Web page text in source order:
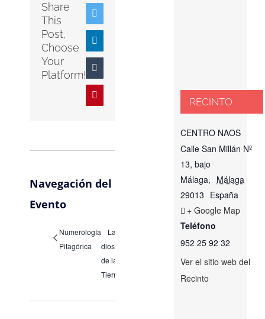
Share
This
Post,
Choose
Your
Platform!
Navegación del
Evento
Numerología
Pitagórica
Las
diosas
de la
Tierra
RECINTO
CENTRO NAOS
Calle San Millán Nº
13, bajo
Málaga, Málaga
29013 España
+ Google Map
Teléfono
952 25 92 32
Ver el sitio web del
Recinto